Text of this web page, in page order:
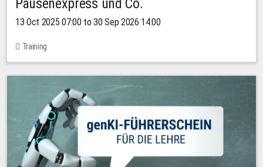
13 Oct 2025 07:00 to 30 Sep 2026 14:00
Training